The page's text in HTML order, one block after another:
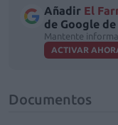
Añadir El
de Google
Mantente
ACTIVAR
Documentos